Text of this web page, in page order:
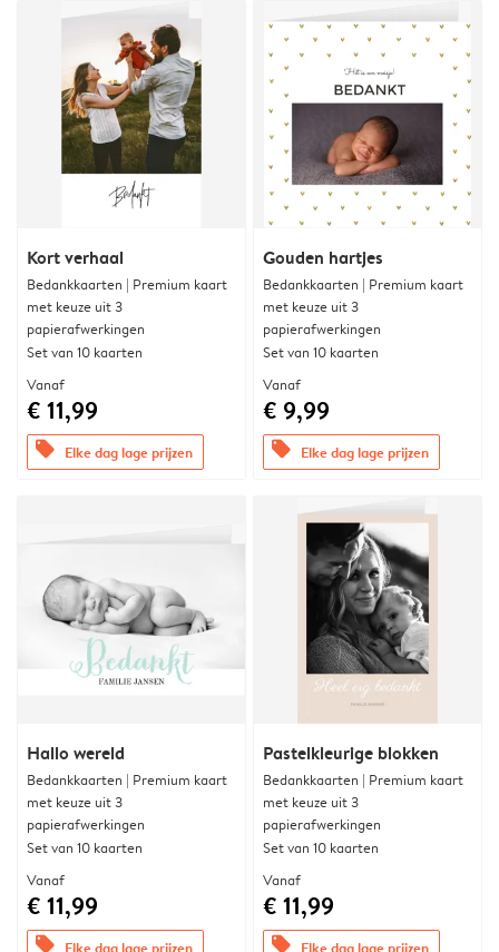
Kort verhaal
Bedankkaarten | Premium kaart
met keuze uit 3
papierafwerkingen
Set van 10 kaarten
Vanaf
€ 11,99
offers Elke dag lage prijzen
Gouden hartjes
Bedankkaarten | Premium kaart
met keuze uit 3
papierafwerkingen
Set van 10 kaarten
Vanaf
€ 9,99
offers Elke dag lage prijzen
Hallo wereld
Bedankkaarten | Premium kaart
met keuze uit 3
papierafwerkingen
Set van 10 kaarten
Vanaf
€ 11,99
offers Elke dag lage prijzen
Pastelkleurige blokken
Bedankkaarten | Premium kaart
met keuze uit 3
papierafwerkingen
Set van 10 kaarten
Vanaf
€ 11,99
offers Elke dag lage prijzen